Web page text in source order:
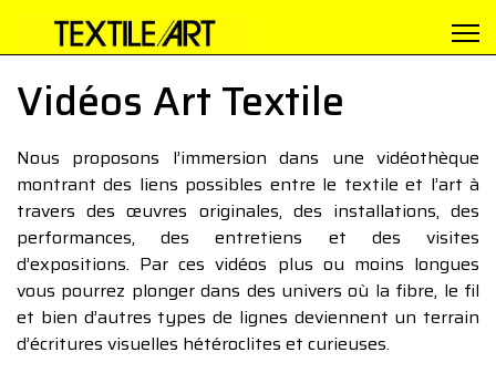
Vidéos Art Textile
Nous proposons l’immersion dans une vidéothèque
montrant des liens possibles entre le textile et l’art à
travers des œuvres originales, des installations, des
performances, des entretiens et des visites
d’expositions. Par ces vidéos plus ou moins longues
vous pourrez plonger dans des univers où la fibre, le fil
et bien d’autres types de lignes deviennent un terrain
d’écritures visuelles hétéroclites et curieuses.